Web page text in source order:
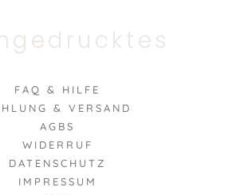
FAQ & HILFE
& VERSAND
AGBS
WIDERRUF
DATENSCHUTZ
IMPRESSUM